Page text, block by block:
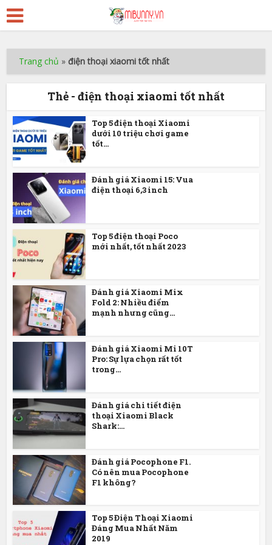
Trang chủ »điện thoại xiaomi tốt nhất
Thẻ - điện thoại xiaomi tốt nhất
Top 5 điện thoại Xiaomi
dưới 10 triệu chơi game
tốt...
Đánh giá Xiaomi 15: Vua
điện thoại 6,3 inch
Top 5 điện thoại Poco
mới nhất, tốt nhất 2023
Đánh giá Xiaomi Mix
Fold 2: Nhiều điểm
mạnh nhưng cũng...
Đánh giá Xiaomi Mi 10T
Pro: Sự lựa chọn rất tốt
trong...
Đánh giá chi tiết điện
thoại Xiaomi Black
Shark:...
Đánh giá Pocophone F1.
Có nên mua Pocophone
F1 không?
Top 5 Điện Thoại Xiaomi
Đáng Mua Nhất Năm
2019